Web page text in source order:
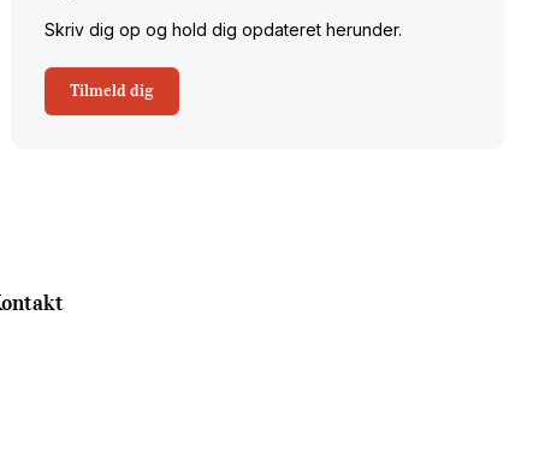
Skriv dig op og hold dig opdateret herunder.
Tilmeld dig